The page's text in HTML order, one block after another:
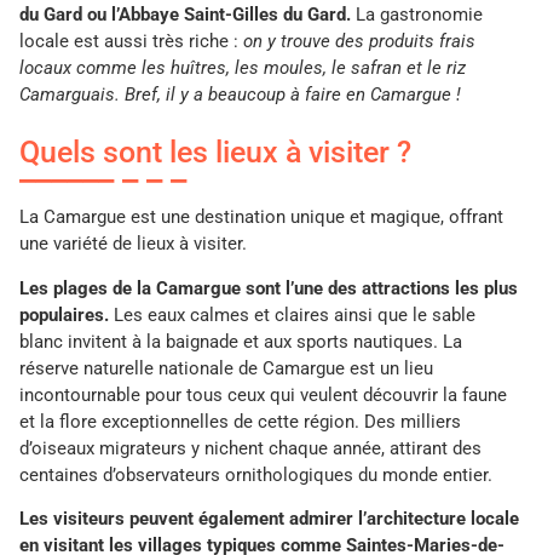
du Gard ou l’Abbaye Saint-Gilles du Gard. La gastronomie
locale est aussi très riche : on y trouve des produits frais
locaux comme les huîtres, les moules, le safran et le riz
Camarguais. Bref, il y a beaucoup à faire en Camargue !
Quels sont les lieux à visiter ?
La Camargue est une destination unique et magique, offrant
une variété de lieux à visiter.
Les plages de la Camargue sont l’une des attractions les plus
populaires. Les eaux calmes et claires ainsi que le sable
blanc invitent à la baignade et aux sports nautiques. La
réserve naturelle nationale de Camargue est un lieu
incontournable pour tous ceux qui veulent découvrir la faune
et la flore exceptionnelles de cette région. Des milliers
d’oiseaux migrateurs y nichent chaque année, attirant des
centaines d’observateurs ornithologiques du monde entier.
Les visiteurs peuvent également admirer l’architecture locale
en visitant les villages typiques comme Saintes-Maries-de-